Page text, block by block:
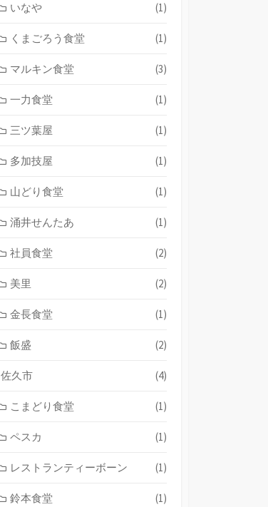
いなや (1)
くまごろう食堂 (1)
マルキン食堂 (3)
一力食堂 (1)
三ツ葉屋 (1)
多加技屋 (1)
山どり食堂 (1)
涌井せんたあ (1)
社員食堂 (2)
美里 (2)
金長食堂 (1)
飯盛 (2)
佐久市 (4)
こまどり食堂 (1)
ペスカ (1)
レストランティーボーン (1)
鈴本食堂 (1)